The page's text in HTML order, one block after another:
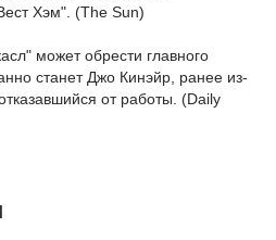
Хэм". (The Sun)
может обрести главного
станет Джо Кинэйр, ранее из-
от работы. (Daily